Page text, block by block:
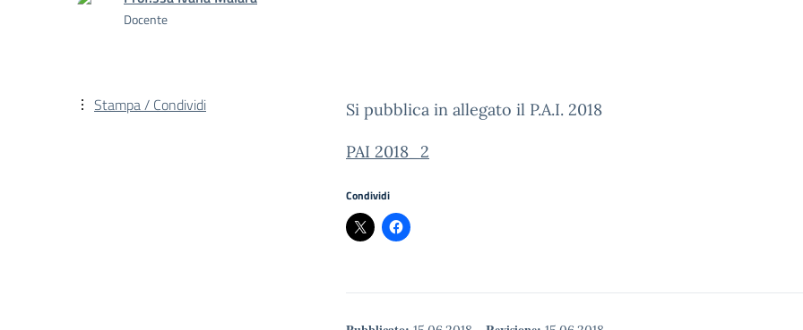
Docente
Si pubblica in allegato il P.A.I. 2018
PAI 2018_2
Condividi
Stampa / Condividi